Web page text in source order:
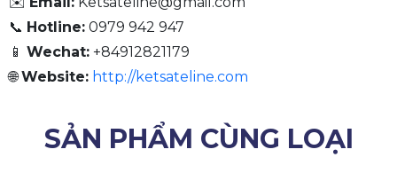
📞 Hotline: 0979 942 947
📱 Wechat: +84912821179
🌐Website: http://ketsateline.com
SẢN PHẨM CÙNG LOẠI